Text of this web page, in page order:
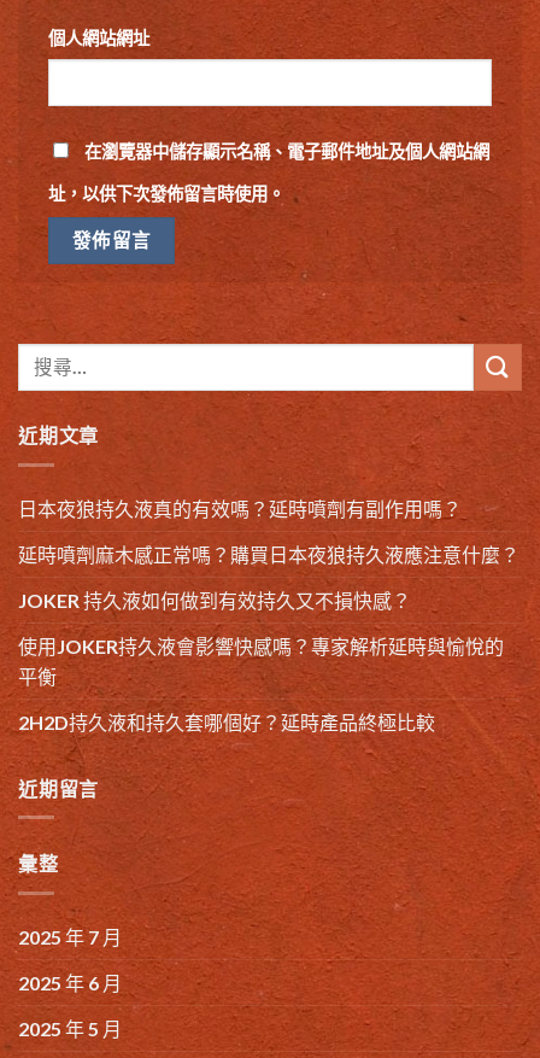
個人網站網址
在瀏覽器中儲存顯示名稱、電子郵件地址及個人網站網
址，以供下次發佈留言時使用。
近期文章
日本夜狼持久液真的有效嗎？延時噴劑有副作用嗎？
延時噴劑麻木感正常嗎？購買日本夜狼持久液應注意什麼？
JOKER 持久液如何做到有效持久又不損快感？
使用JOKER持久液會影響快感嗎？專家解析延時與愉悅的
平衡
2H2D持久液和持久套哪個好？延時產品終極比較
近期留言
彙整
2025 年 7 月
2025 年 6 月
2025 年 5 月